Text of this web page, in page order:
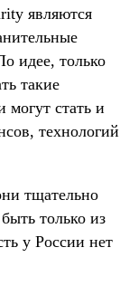
являются
идее, только
такие
стать и
технологий
тщательно
только из
у России нет